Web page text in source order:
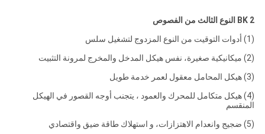
2 BK النوع الثالث من الفصوص
(1) أدوات التوقيت من النوع المزدوج لتشغيل سلس
(2) ميكانيكية صغيرة، نفس هيكل المدخل والمخرج لمرونة التثبيت
(3) هيكل المحامل معقول لعمر خدمة طويل
(4) هيكل متكامل للمحرك والعمود ، يتجنب أوجه القصور في الهيكل
المنقسم
(5) ضجيج وانعدام الاهتزازات، و استهلاك طاقة ضيق واقتصادي